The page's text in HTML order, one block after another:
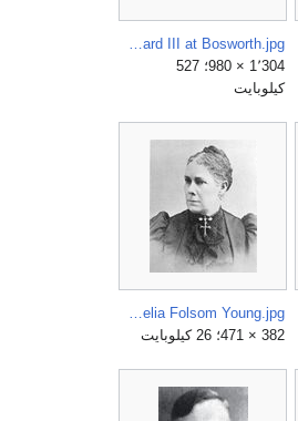
1٬304 × 980؛ 527
كيلوبايت
Amelia Folsom Young.jpg
382 × 471؛ 26 كيلوبايت